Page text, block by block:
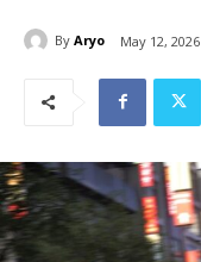
By Aryo May 12, 2026